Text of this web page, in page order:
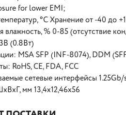
for lower EMI;
°C Хранение от -40 до
влажность, % 0-85 (отсутствие
(0.8Вт)
MSA SFP (INF-8074), DDM
RoHS, CE, FDA, FCC
сетевые интерфейсы
мм 13,4х12,46х56